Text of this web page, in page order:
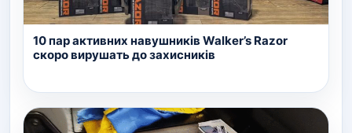
10 пар активних навушників Walker’s Razor
скоро вирушать до захисників